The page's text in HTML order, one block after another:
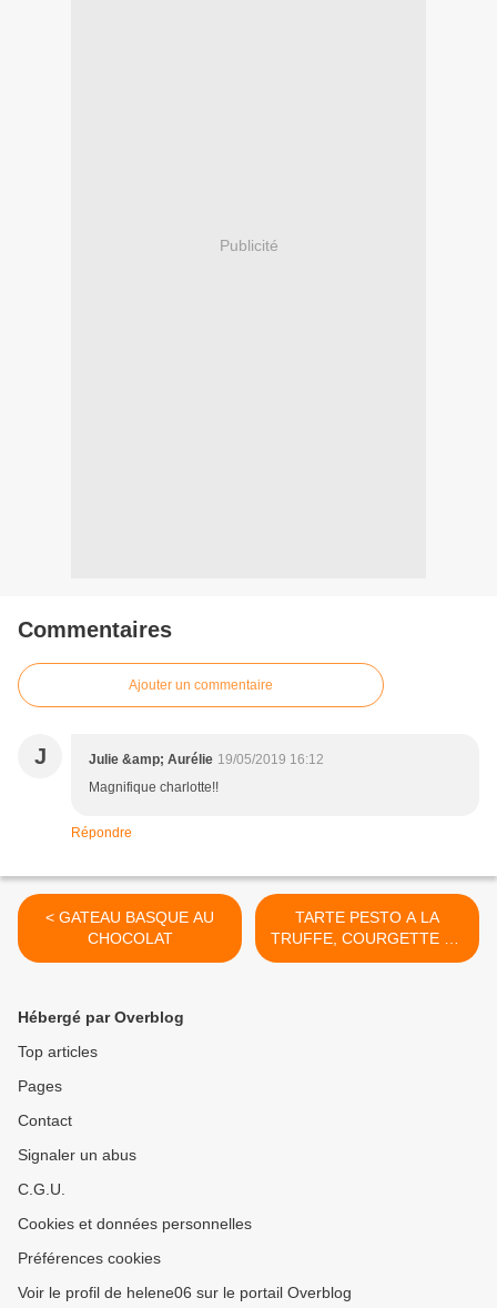
Publicité
Commentaires
Ajouter un commentaire
J Julie &amp; Aurélie 19/05/2019 16:12
Magnifique charlotte!!
Répondre
< GATEAU BASQUE AU
CHOCOLAT
TARTE PESTO A LA
TRUFFE, COURGETTE ET
CHEVRE (WW) >
Hébergé par Overblog
Top articles
Pages
Contact
Signaler un abus
C.G.U.
Cookies et données personnelles
Préférences cookies
Voir le profil de helene06 sur le portail Overblog